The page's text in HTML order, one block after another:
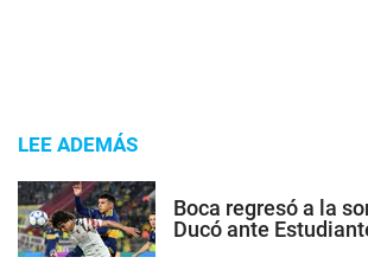
LEE ADEMÁS
Boca regresó a la
Ducó ante